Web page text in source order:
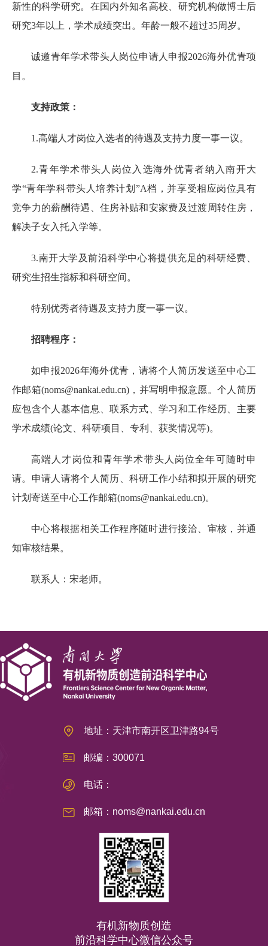
新性的科学研究。在国内外知名高校、研究机构做博士后
研究3年以上，学术成绩突出。年龄一般不超过35周岁。
诚邀青年学术带头人岗位申请人申报2026海外优青项
目。
支持政策：
1.高端人才岗位入选者的待遇及支持力度一事一议。
2.青年学术带头人岗位入选海外优青者纳入南开大
学“青年学科带头人培养计划”A档，并享受相应岗位具有
竞争力的薪酬待遇、住房补贴和安家费及过渡周转住房，
解决子女入托入学等。
3.南开大学及前沿科学中心将提供充足的科研经费、
研究生招生指标和科研空间。
特别优秀者待遇及支持力度一事一议。
招聘程序：
如申报2026年海外优青 ，请将个人简历发送至中心工
作邮箱(noms@nankai.edu.cn)，并写明申报意愿。个人简历
应包含个人基本信息 、联系方式 、学习和工作经历
主要
学术成绩(论文、科研项目、专利、获奖情况等)。
高端人才岗位和青年学术带头人岗位全年可随时申
请。申请人请将个人简历、科研工作小结和拟开展的研究
计划寄送至中心工作邮箱(noms@nankai.edu.cn)。
中心将根据相关工作程序随时进行接洽、审核，并通
知审核结果。
联系人：宋老师。
地址：天津市南开区卫津路94号
邮编：300071
电话：
邮箱：noms@nankai.edu.cn
有机新物质创造
前沿科学中心微信公众号